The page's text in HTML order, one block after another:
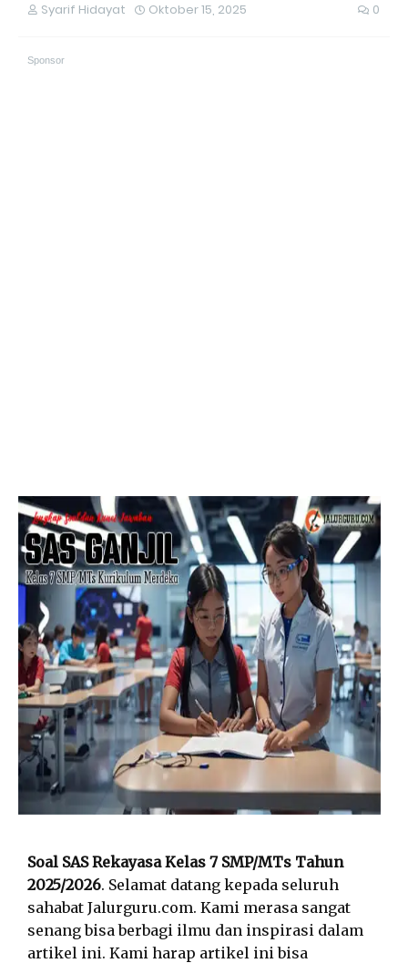
Syarif Hidayat Oktober 15, 2025 0
Sponsor
Soal SAS Rekayasa Kelas 7 SMP/MTs Tahun
2025/2026. Selamat datang kepada seluruh
sahabat Jalurguru.com. Kami merasa sangat
senang bisa berbagi ilmu dan inspirasi dalam
artikel ini. Kami harap artikel ini bisa